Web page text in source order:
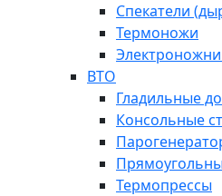
Спекатели
Термоножи
ВТО
Гладильные
Консольные
Термопрессы